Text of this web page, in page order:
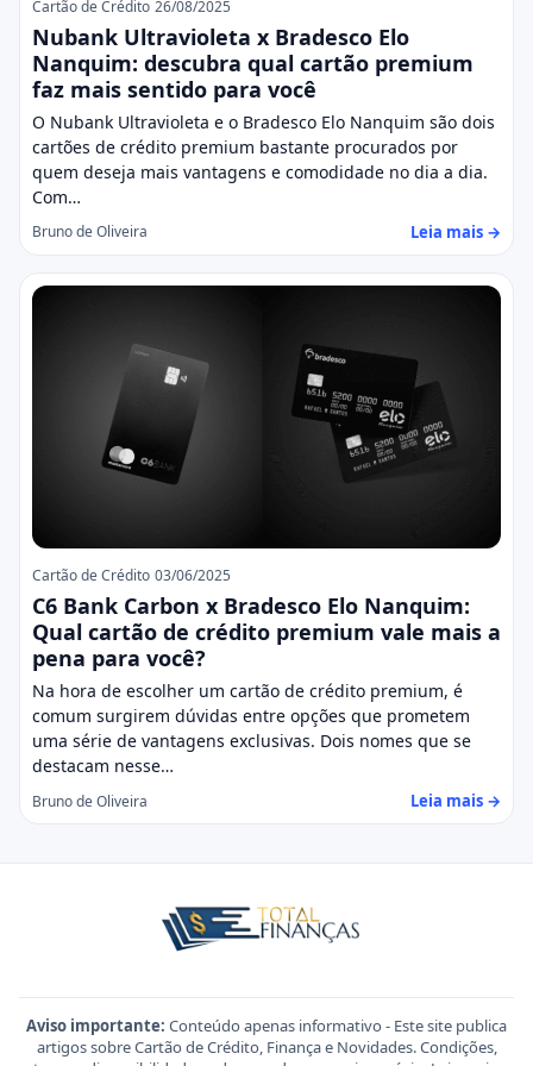
Cartão de Crédito 26/08/2025
Nubank Ultravioleta x Bradesco Elo
Nanquim: descubra qual cartão premium
faz mais sentido para você
O Nubank Ultravioleta e o Bradesco Elo Nanquim são dois
cartões de crédito premium bastante procurados por
quem deseja mais vantagens e comodidade no dia a dia.
Com…
Bruno de Oliveira Leia mais →
Cartão de Crédito 03/06/2025
C6 Bank Carbon x Bradesco Elo Nanquim:
Qual cartão de crédito premium vale mais a
pena para você?
Na hora de escolher um cartão de crédito premium, é
comum surgirem dúvidas entre opções que prometem
uma série de vantagens exclusivas. Dois nomes que se
destacam nesse…
Bruno de Oliveira Leia mais →
Aviso importante: Conteúdo apenas informativo - Este site publica
artigos sobre Cartão de Crédito, Finança e Novidades. Condições,